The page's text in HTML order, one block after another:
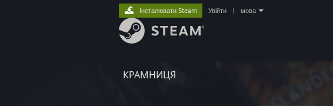
КРАМНИЦЯ
Інсталювати Steam Увійти мова